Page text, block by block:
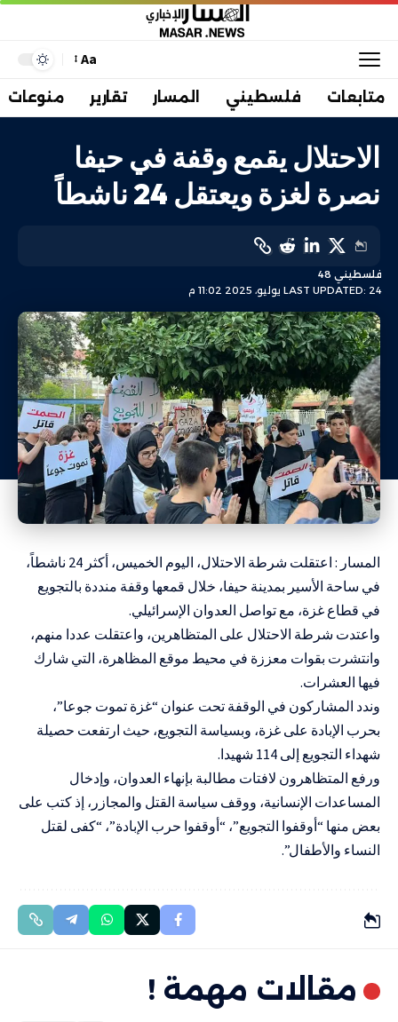
Aa
متابعات فلسطيني المسار تقارير منوعات
الاحتلال يقمع وقفة في حيفا
نصرة لغزة ويعتقل 24 ناشطاً
LAST UPDATED: 24 يوليو، 2025 11:02 م
فلسطيني 48
المسار : اعتقلت شرطة الاحتلال، اليوم الخميس، أكثر 24 ناشطاً،
في ساحة الأسير بمدينة حيفا، خلال قمعها وقفة منددة بالتجويع
في قطاع غزة، مع تواصل العدوان الإسرائيلي.
واعتدت شرطة الاحتلال على المتظاهرين، واعتقلت عددا منهم،
وانتشرت بقوات معززة في محيط موقع المظاهرة، التي شارك
فيها العشرات.
وندد المشاركون في الوقفة تحت عنوان “غزة تموت جوعا”،
بحرب الإبادة على غزة، وبسياسة التجويع، حيث ارتفعت حصيلة
شهداء التجويع إلى 114 شهيدا.
ورفع المتظاهرون لافتات مطالبة بإنهاء العدوان، وإدخال
المساعدات الإنسانية، ووقف سياسة القتل والمجازر، إذ كتب على
بعض منها “أوقفوا التجويع”، “أوقفوا حرب الإبادة”، “كفى لقتل
النساء والأطفال”.
مقالات مهمة !